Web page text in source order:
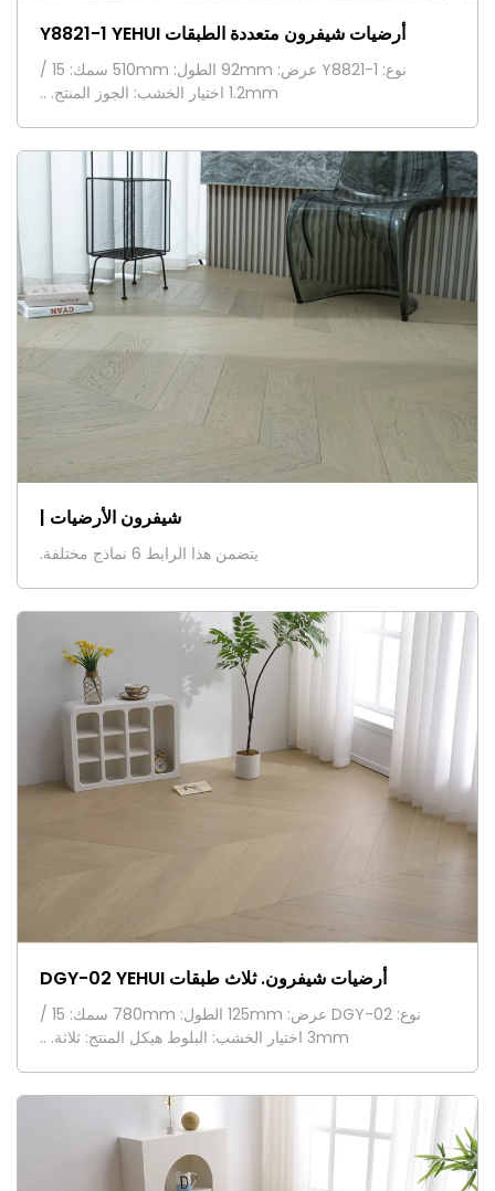
أرضيات شيفرون متعددة الطبقات Y8821-1 YEHUI
نوع: Y8821-1 عرض: 92mm الطول: 510mm سمك: 15 /
1.2mm اختيار الخشب: الجوز المنتج. ..
شيفرون الأرضيات |
يتضمن هذا الرابط 6 نماذج مختلفة.
أرضيات شيفرون. ثلاث طبقات DGY-02 YEHUI
نوع: DGY-02 عرض: 125mm الطول: 780mm سمك: 15 /
3mm اختيار الخشب: البلوط هيكل المنتج: ثلاثة. ..